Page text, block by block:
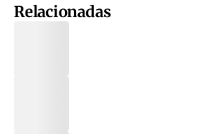
Relacionadas